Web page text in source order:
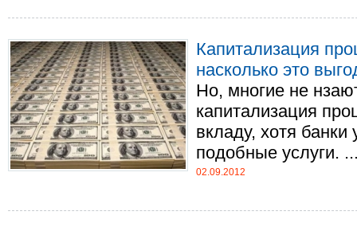
Капитализация
насколько это
Но, многие не
капитализация
вкладу, хотя
подобные услуги.
02.09.2012